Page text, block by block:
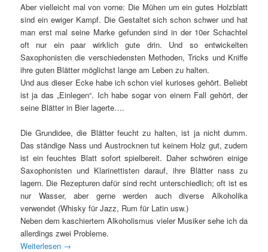
Aber vielleicht mal von vorne: Die Mühen um ein gutes Holzblatt
sind ein ewiger Kampf. Die Gestaltet sich schon schwer und hat
man erst mal seine Marke gefunden sind in der 10er Schachtel
oft nur ein paar wirklich gute drin. Und so entwickelten
Saxophonisten die verschiedensten Methoden, Tricks und Kniffe
ihre guten Blätter möglichst lange am Leben zu halten.
Und aus dieser Ecke habe ich schon viel kurioses gehört. Beliebt
ist ja das „Einlegen“. Ich habe sogar von einem Fall gehört, der
seine Blätter in Bier lagerte….
Die Grundidee, die Blätter feucht zu halten, ist ja nicht dumm.
Das ständige Nass und Austrocknen tut keinem Holz gut, zudem
ist ein feuchtes Blatt sofort spielbereit. Daher schwören einige
Saxophonisten und Klarinettisten darauf, ihre Blätter nass zu
lagern. Die Rezepturen dafür sind recht unterschiedlich; oft ist es
nur Wasser, aber gerne werden auch diverse Alkoholika
verwendet (Whisky für Jazz, Rum für Latin usw.)
Neben dem kaschiertem Alkoholismus vieler Musiker sehe ich da
allerdings zwei Probleme.
Weiterlesen →